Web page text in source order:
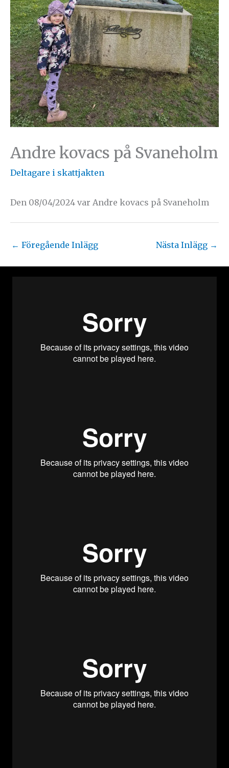
Andre kovacs på Svaneholm
Deltagare i skattjakten
Den 08/04/2024 var Andre kovacs på Svaneholm
← Föregående Inlägg Nästa Inlägg →